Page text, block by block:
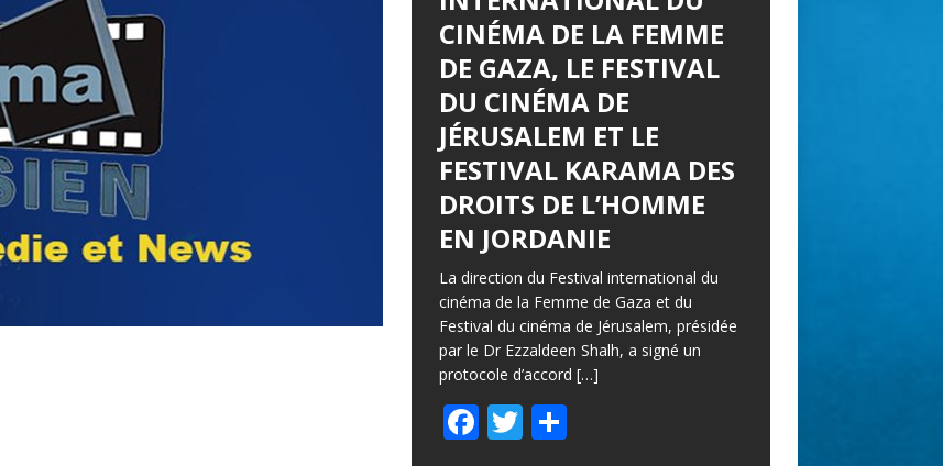
CINÉMA DE LA FEMME
DE GAZA, LE FESTIVAL
DU CINÉMA DE
JÉRUSALEM ET LE
FESTIVAL KARAMA DES
DROITS DE L’HOMME
EN JORDANIE
La direction du Festival international du
cinéma de la Femme de Gaza et du
Festival du cinéma de Jérusalem, présidée
par le Dr Ezzaldeen Shalh, a signé un
protocole d’accord […]
F T P